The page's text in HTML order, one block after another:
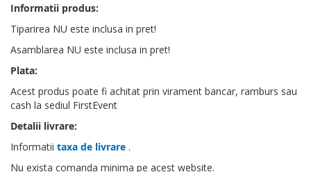
Informatii produs:
Tiparirea NU este inclusa in pret!
Asamblarea NU este inclusa in pret!
Plata:
Acest produs poate fi achitat prin virament bancar, ramburs sau
cash la sediul FirstEvent
Detalii livrare:
Informatii taxa de livrare .
Nu exista comanda minima pe acest website.